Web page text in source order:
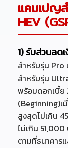
แคมเปญ
HEV
1) รับส่วนล
สำหรับรุ่น
สำหรับรุ่น
พร้อมดอกเบี้ย
(Beginning)เ
สูงสุดไม่เกิน
ไม่เกิน
ตามที่ธนาคาร